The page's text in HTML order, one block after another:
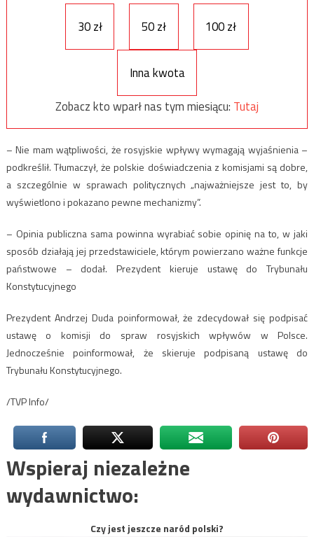
30 zł 50 zł 100 zł
Inna kwota
Zobacz kto wparł nas tym miesiącu: Tutaj
– Nie mam wątpliwości, że rosyjskie wpływy wymagają wyjaśnienia –
podkreślił. Tłumaczył, że polskie doświadczenia z komisjami są dobre,
a szczególnie w sprawach politycznych „najważniejsze jest to, by
wyświetlono i pokazano pewne mechanizmy”.
– Opinia publiczna sama powinna wyrabiać sobie opinię na to, w jaki
sposób działają jej przedstawiciele, którym powierzano ważne funkcje
państwowe – dodał. Prezydent kieruje ustawę do Trybunału
Konstytucyjnego
Prezydent Andrzej Duda poinformował, że zdecydował się podpisać
ustawę o komisji do spraw rosyjskich wpływów w Polsce.
Jednocześnie poinformował, że skieruje podpisaną ustawę do
Trybunału Konstytucyjnego.
/TVP Info/
Wspieraj niezależne
wydawnictwo:
Czy jest jeszcze naród polski?